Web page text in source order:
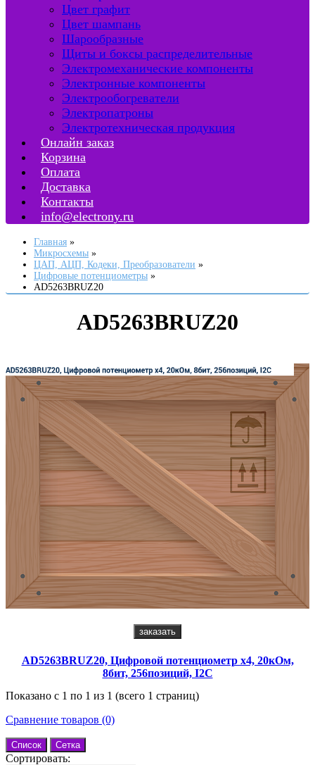
Цвет графит
Цвет шампань
Шарообразные
Щиты и боксы распределительные
Электромеханические компоненты
Электронные компоненты
Электрообогреватели
Электропатроны
Электротехническая продукция
Онлайн заказ
Корзина
Оплата
Доставка
Контакты
info@electrony.ru
Главная
Микросхемы
ЦАП, АЦП, Кодеки, Преобразователи
Цифровые потенциометры
AD5263BRUZ20
AD5263BRUZ20
заказать
AD5263BRUZ20, Цифровой потенциометр х4, 20кОм,
8бит, 256позиций, I2C
Показано с 1 по 1 из 1 (всего 1 страниц)
Сравнение товаров (0)
Список Сетка
Сортировать: